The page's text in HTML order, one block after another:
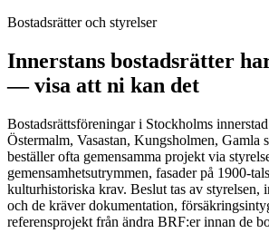
Bostadsrätter och styrelser
Innerstans bostadsrätter
— visa att ni kan det
Bostadsrättsföreningar i Stockholms
Östermalm, Vasastan, Kungsholmen,
beställer ofta gemensamma projekt via
gemensamhetsutrymmen, fasader på 1900-
kulturhistoriska krav. Beslut tas av styrelsen,
och de kräver dokumentation,
referensprojekt från ändra BRF:er innan de